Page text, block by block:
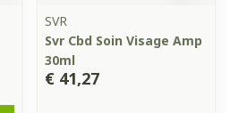
SVR
Svr Cbd Soin Visage Amp
30ml
€ 41,27